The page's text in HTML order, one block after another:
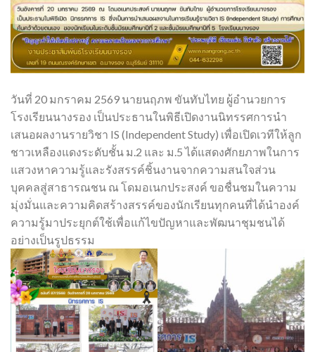
วันที่ 20 มกราคม 2569 นายนฤภพ ขันทับไทย ผู้อำนวยการ
โรงเรียนนางรอง เป็นประธานในพิธีเปิดงานนิทรรศการนำ
เสนอผลงานรายวิชา IS (Independent Study) เพื่อเปิดเวทีให้ลูก
ชาวเหลืองแดงระดับชั้น ม.2 และ ม.5 ได้แสดงศักยภาพในการ
แสวงหาความรู้และรังสรรค์ชิ้นงานจากความสนใจส่วน
บุคคลสู่สาธารณชน ณ โดมอเนกประสงค์ ขอชื่นชมในความ
มุ่งมั่นและความคิดสร้างสรรค์ของนักเรียนทุกคนที่ได้นำองค์
ความรู้มาประยุกต์ใช้เพื่อแก้ไขปัญหาและพัฒนาชุมชนได้
อย่างเป็นรูปธรรม